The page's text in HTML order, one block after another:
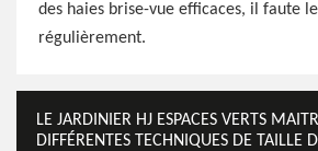
des haies brise-vue efficaces, il faute
régulièrement.
LE JARDINIER HJ ESPACES VERTS
DIFFÉRENTES TECHNIQUES DE TAILLE